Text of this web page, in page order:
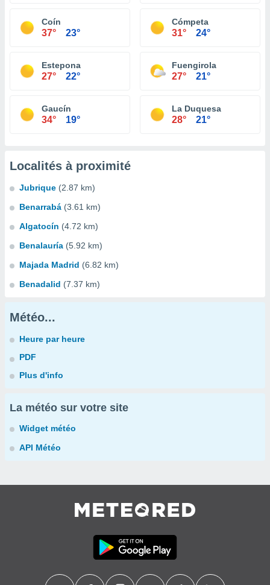
Coín
37° 23°
Cómpeta
31° 24°
Estepona
27° 22°
Fuengirola
27° 21°
Gaucín
34° 19°
La Duquesa
28° 21°
Localités à proximité
Jubrique (2.87 km)
Benarrabá (3.61 km)
Algatocín (4.72 km)
Benalauría (5.92 km)
Majada Madrid (6.82 km)
Benadalid (7.37 km)
Météo...
Heure par heure
PDF
Plus d'info
La météo sur votre site
Widget météo
API Météo